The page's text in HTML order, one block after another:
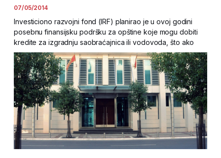
07/05/2014
Investiciono razvojni fond (IRF) planirao je u ovoj godini
posebnu finansijsku podršku za opštine koje mogu dobiti
kredite za izgradnju saobraćajnica ili vodovoda, što ako